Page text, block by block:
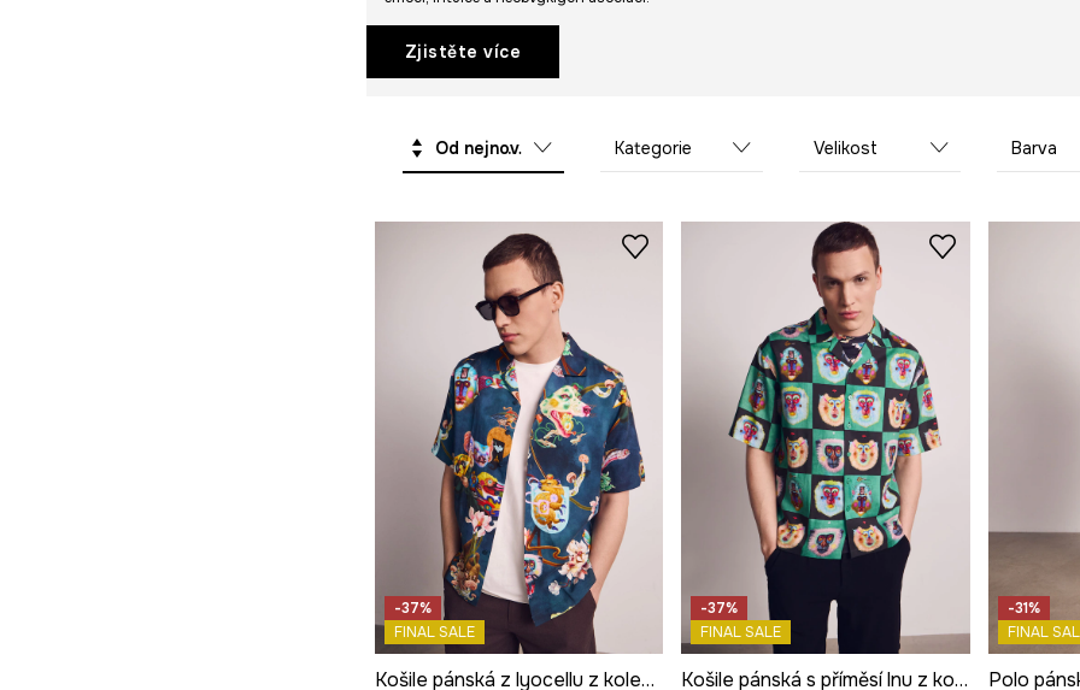
Zjistěte více
Od nejnovějších Kategorie Velikost Barva
-37%
FINAL SALE
Košile pánská z lyocellu z kolekce Kit Mizeres x Medicine
-37%
FINAL SALE
Košile pánská s příměsí lnu z kolekce Kit Mizeres x Medicine
-31%
FINAL